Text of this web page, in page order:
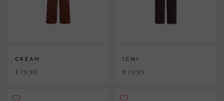
CREAM
€ 79,95
ICHI
€ 79,95